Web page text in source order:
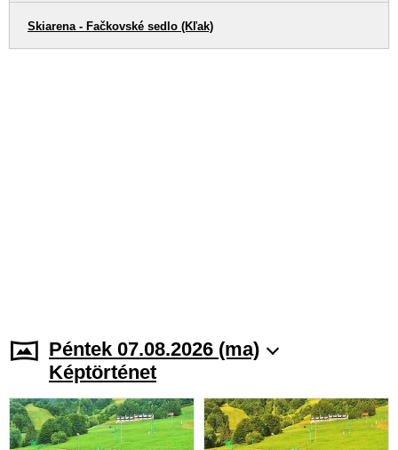
Skiarena - Fačkovské sedlo (Kľak)
Péntek 07.08.2026 (ma)
Képtörténet